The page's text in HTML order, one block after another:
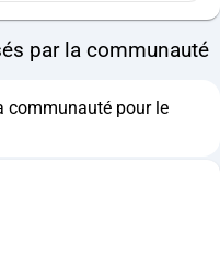
par la communauté
communauté pour le